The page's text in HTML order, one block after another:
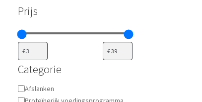
Prijs
Categorie
Categorie
Afslanken